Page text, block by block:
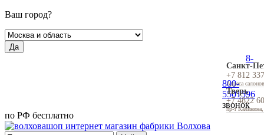
Ваш город?
Да
Санкт-
+7 812
Адреса
Тверь
+7 4822
пр-т
8-
800-
5501596
звонок
по РФ бесплатно